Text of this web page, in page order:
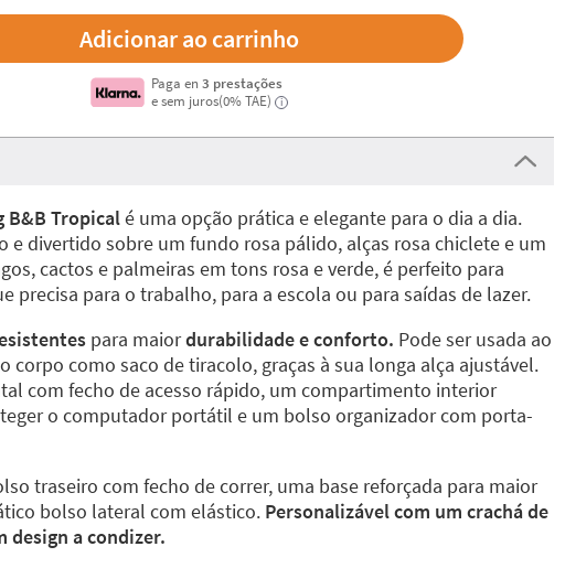
Paga en3 prestações
e sem juros(0% TAE)
i
B&B Tropicalé uma opção prática e elegante para o dia a dia.
e divertido sobre um fundo rosa pálido, alças rosa chiclete e um
cactos e palmeiras em tons rosa e verde, é perfeito para
precisa para o trabalho, para a escola ou para saídas de lazer.
para maiordurabilidade e conforto. Pode ser usada ao
corpo como saco de tiracolo, graças à sua longa alça ajustável.
com fecho de acesso rápido, um compartimento interior
o computador portátil e um bolso organizador com porta-
traseiro com fecho de correr, uma base reforçada para maior
bolso lateral com elástico. Personalizável com um crachá de
design a condizer.